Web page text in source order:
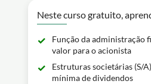
Neste curso gratuito,
Função da administração
valor para o acionista
Estruturas societárias (S/
mínima de dividendos